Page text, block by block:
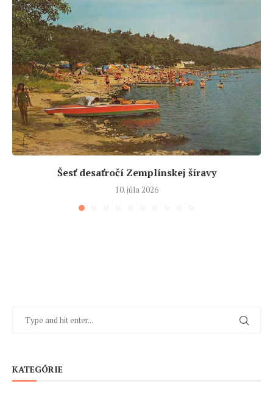
Šesť desaťročí Zemplínskej šíravy
10. júla 2026
KATEGÓRIE